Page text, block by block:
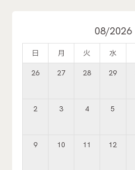
08/2026
日 月 火 水
26 27 28 29
2 3 4 5
9 10 11 12